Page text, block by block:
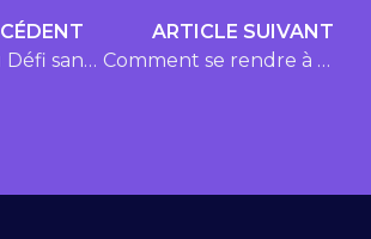
Greenplay au Défi sans auto solo 2025
ARTICLE SUIVANT
Comment se rendre à Bromont, montagne d’expériences, en covoiturage